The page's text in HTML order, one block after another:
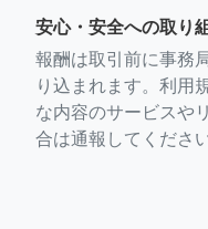
安心・安全への取り
報酬は取引前に事務
り込まれます。利用
な内容のサービスや
合は通報してください